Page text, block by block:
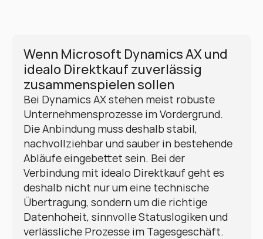
Wenn Microsoft Dynamics AX und
idealo Direktkauf zuverlässig
zusammenspielen sollen
Bei Dynamics AX stehen meist robuste
Unternehmensprozesse im Vordergrund.
Die Anbindung muss deshalb stabil,
nachvollziehbar und sauber in bestehende
Abläufe eingebettet sein. Bei der
Verbindung mit idealo Direktkauf geht es
deshalb nicht nur um eine technische
Übertragung, sondern um die richtige
Datenhoheit, sinnvolle Statuslogiken und
verlässliche Prozesse im Tagesgeschäft.